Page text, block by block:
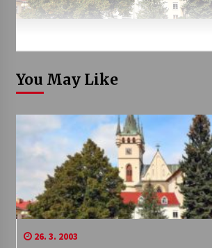
You May Like
26. 3. 2003